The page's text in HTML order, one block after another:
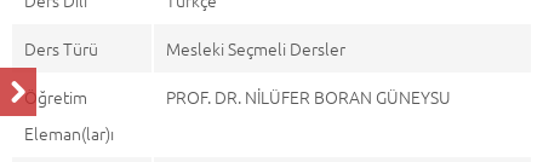
Ders Türü
Mesleki Seçmeli Dersler
Öğretim
Eleman(lar)ı
PROF. DR. NİLÜFER BORAN GÜNEYSU